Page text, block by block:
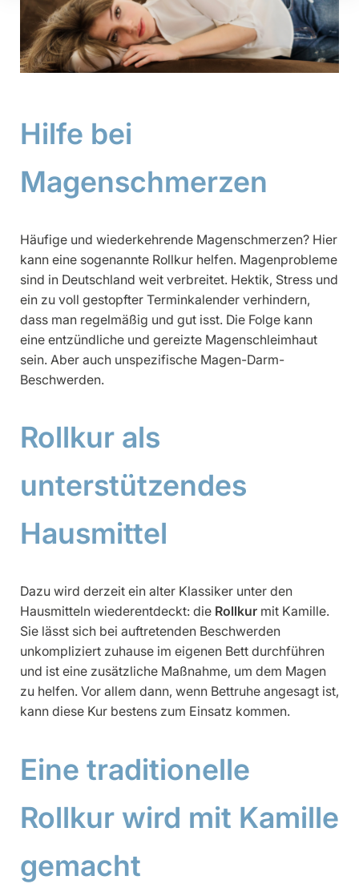
Hilfe bei
Magenschmerzen
Häufige und wiederkehrende Magenschmerzen? Hier
kann eine sogenannte Rollkur helfen. Magenprobleme
sind in Deutschland weit verbreitet. Hektik, Stress und
ein zu voll gestopfter Terminkalender verhindern,
dass man regelmäßig und gut isst. Die Folge kann
eine entzündliche und gereizte Magenschleimhaut
sein. Aber auch unspezifische Magen-Darm-
Beschwerden.
Rollkur als
unterstützendes
Hausmittel
Dazu wird derzeit ein alter Klassiker unter den
Hausmitteln wiederentdeckt: die Rollkur mit Kamille.
Sie lässt sich bei auftretenden Beschwerden
unkompliziert zuhause im eigenen Bett durchführen
und ist eine zusätzliche Maßnahme, um dem Magen
zu helfen. Vor allem dann, wenn Bettruhe angesagt ist,
kann diese Kur bestens zum Einsatz kommen.
Eine traditionelle
Rollkur wird mit Kamille
gemacht